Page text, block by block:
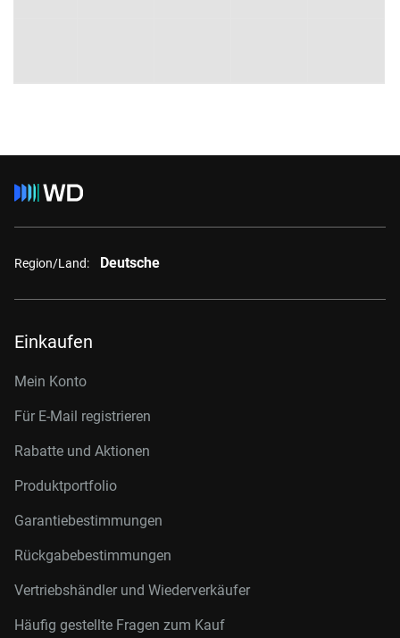
Region/Land: Deutsche
Einkaufen
Mein Konto
Für E-Mail registrieren
Rabatte und Aktionen
Produktportfolio
Garantiebestimmungen
Rückgabebestimmungen
Vertriebshändler und Wiederverkäufer
Häufig gestellte Fragen zum Kauf